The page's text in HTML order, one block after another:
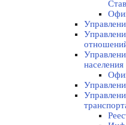
населения